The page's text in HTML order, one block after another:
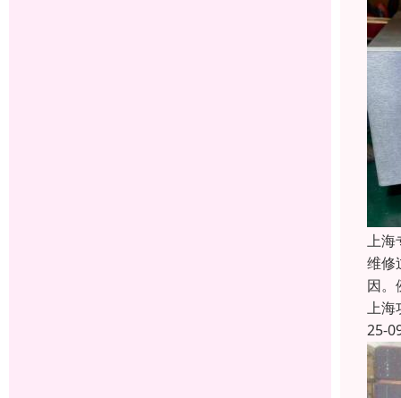
上海
维修
因。
上海
25-